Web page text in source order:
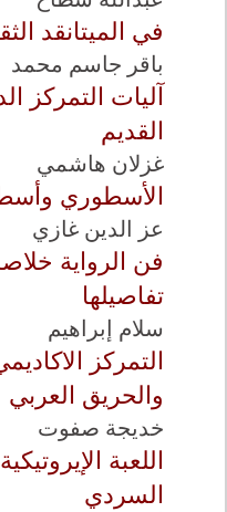
في الميتانقد
باقر جاسم محمد
آليات التمركز
القديم
غزلان هاشمي
الأسطوري
عز الدين غازي
فن الرواية
تفاصيلها
سلام إبراهيم
التمركز
والحريق العربي
خديجة صفوت
اللعبة
السردي